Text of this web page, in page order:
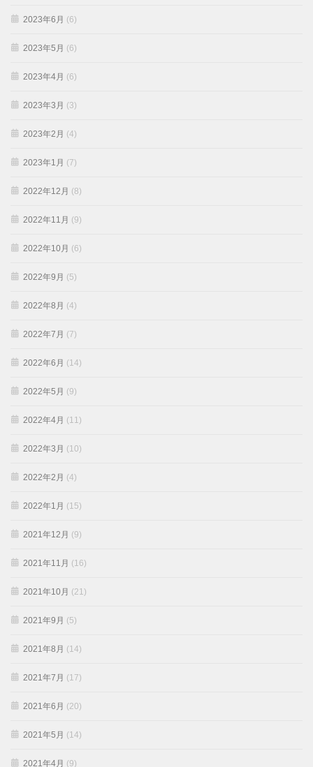
2023年6月 (6)
2023年5月 (6)
2023年4月 (6)
2023年3月 (3)
2023年2月 (4)
2023年1月 (7)
2022年12月 (8)
2022年11月 (9)
2022年10月 (6)
2022年9月 (5)
2022年8月 (4)
2022年7月 (7)
2022年6月 (14)
2022年5月 (9)
2022年4月 (11)
2022年3月 (10)
2022年2月 (4)
2022年1月 (15)
2021年12月 (9)
2021年11月 (16)
2021年10月 (21)
2021年9月 (5)
2021年8月 (14)
2021年7月 (17)
2021年6月 (20)
2021年5月 (14)
2021年4月 (9)